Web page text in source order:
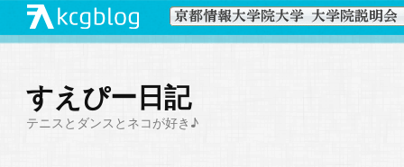
すえぴー日記
テニスとダンスとネコが好き♪